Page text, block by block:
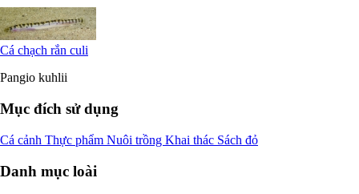
Cá chạch rắn culi
Pangio kuhlii
Mục đích sử dụng
Cá cảnh Thực phẩm Nuôi trồng Khai thác Sách đỏ
Danh mục loài